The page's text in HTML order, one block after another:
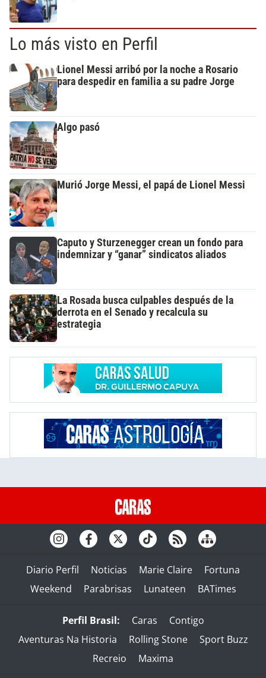
Lo más visto en Perfil
Lionel Messi arribó por la noche a Rosario
para despedir en familia a su padre Jorge
Algo pasó
Murió Jorge Messi, el papá de Lionel Messi
Caputo y Sturzenegger crean un fondo para
indemnizar y “ganar” sindicatos aliados
La Rosada busca culpables después de la
derrota en el Senado y recalcula su
estrategia
Diario Perfil Noticias Marie Claire
Fortuna
Weekend
Parabrisas Lunateen BATimes
Perfil Brasil: Caras
Contigo
Aventuras Na Historia
Rolling Stone
Sport Buzz
Recreio
Maxima